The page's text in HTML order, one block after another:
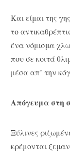
Και είμαι της γης
το
ένα νόμισμα
που σε κοιτά
μέσα απ’ την
Απόγευμα στη
Ξύλινες
κρέμονται